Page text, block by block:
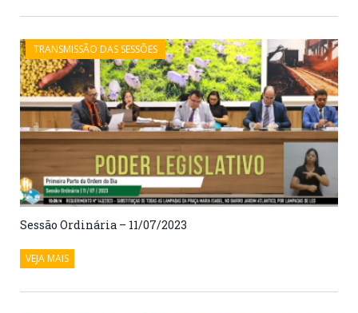
TRANSMISSÃO DAS SESSÕES
Sessão Ordinária – 11/07/2023
VEJA MAIS